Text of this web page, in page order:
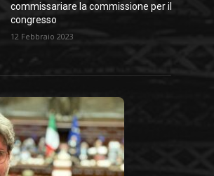
commissariare la commissione per il
congresso
12 Febbraio 2023